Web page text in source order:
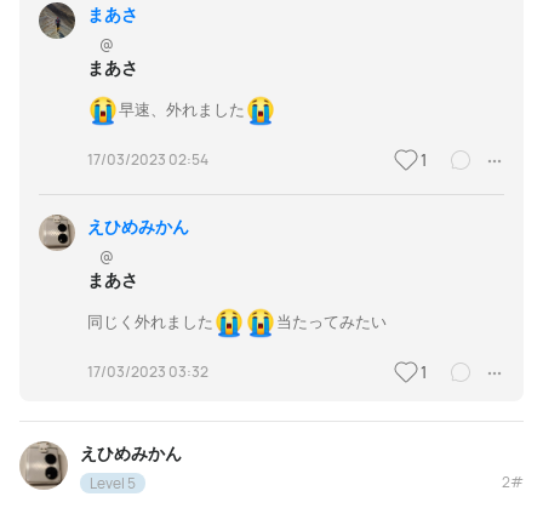
まあさ
@
まあさ
早速、外れました
17/03/2023 02:54 1
えひめみかん
@
まあさ
同じく外れました 当たってみたい
17/03/2023 03:32 1
えひめみかん
Level 5 2#